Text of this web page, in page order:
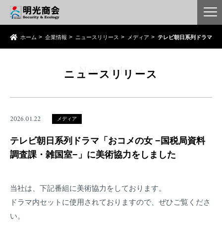
ホーム 企業情報 ニュースリリース メディア テレビ朝日系列ドラマ「
ニュースリリース
News Release
テレビ朝日系列ドラマ「おコメの女 −国税局資料
調査課・雑国室−」に美術協力をしました
当社は、下記番組に美術協力をしております。
ドラマ内セットに使用されておりますので、ぜひご覧くださ
い。
2026.01.22 メディア